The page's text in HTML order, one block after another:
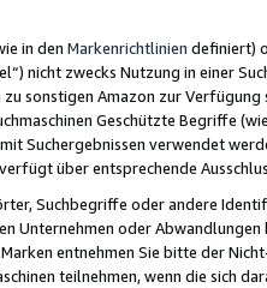
in den Markenrichtlinien definiert)
nicht zwecks Nutzung in einer
sonstigen Amazon zur
Geschützte Begriffe
Suchergebnissen verwendet
über entsprechende
Suchbegriffe oder andere
Unternehmen oder
entnehmen Sie bitte der
teilnehmen, wenn die sich